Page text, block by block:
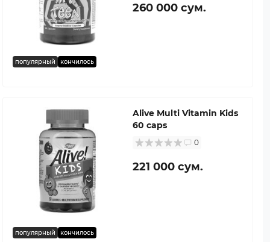
популярный кончилось
260 000 сум.
популярный кончилось
Alive Multi Vitamin Kids
60 caps
0
221 000 сум.